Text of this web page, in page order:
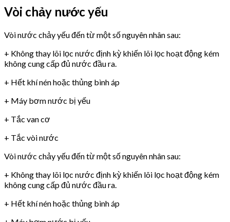
Vòi chảy nước yếu
Vòi nước chảy yếu đến từ một số nguyên nhân sau:
+ Không thay lõi lọc nước định kỳ khiến lõi lọc hoạt động kém
không cung cấp đủ nước đầu ra.
+ Hết khí nén hoặc thủng bình áp
+ Máy bơm nước bị yếu
+ Tắc van cơ
+ Tắc vòi nước
Vòi nước chảy yếu đến từ một số nguyên nhân sau:
+ Không thay lõi lọc nước định kỳ khiến lõi lọc hoạt động kém
không cung cấp đủ nước đầu ra.
+ Hết khí nén hoặc thủng bình áp